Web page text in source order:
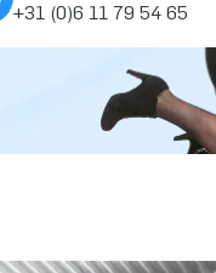
+31 (0)6 11 79 54 65